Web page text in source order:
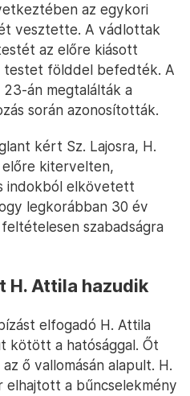
az egykori
vesztette. A vádlottak
az előre kiásott
testet földdel befedték. A
án megtalálták a
során azonosították.
kért Sz. Lajosra, H.
előre kitervelten,
indokból elkövetett
legkorábban 30 év
szabadságra
H. Attila hazudik
elfogadó H. Attila
kötött a hatósággal. Őt
ő vallomásán alapult. H.
elhajtott a bűncselekmény